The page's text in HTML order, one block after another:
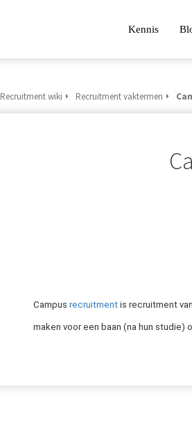
Kennis
Recruitment wiki Recruitment vaktermen
Campus recruitmentis recruitment
maken voor een baan (na hun studie)